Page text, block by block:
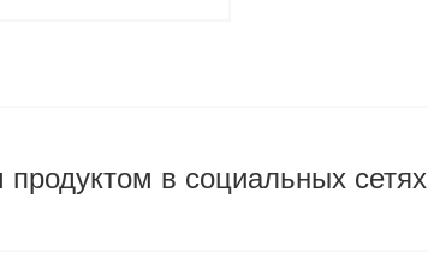
продуктом в социальных сетях